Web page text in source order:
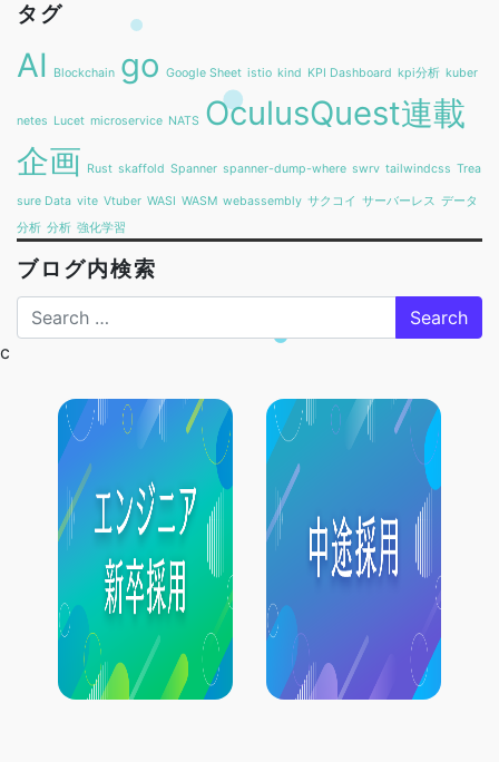
タグ
AI Blockchain go Google Sheet istio kind KPI Dashboard kpi分析 kuber
netes Lucet microservice NATS OculusQuest連載
企画 Rust skaffold Spanner spanner-dump-where swrv tailwindcss Trea
sure Data vite Vtuber WASI WASM webassembly サクコイ サーバーレス データ
分析 分析 強化学習
ブログ内検索
Search
c